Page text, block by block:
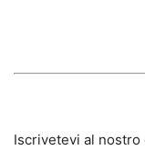
Iscrivetevi al